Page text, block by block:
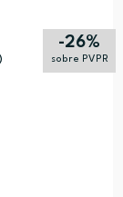
-26%
sobre PVPR